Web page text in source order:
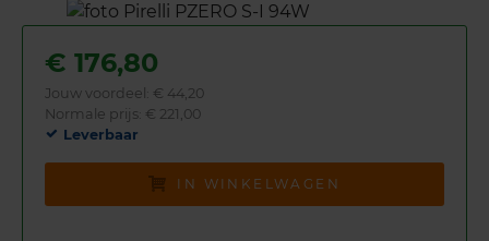
€ 176,80
Jouw voordeel: € 44,20
Normale prijs: € 221,00
Leverbaar
IN WINKELWAGEN